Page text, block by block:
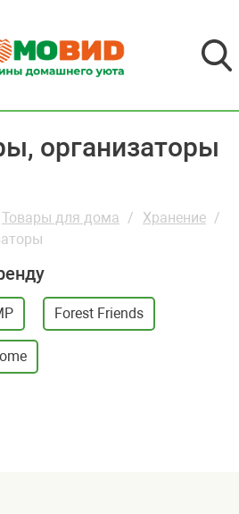
организаторы
Товары для дома
Хранение
Forest Friends